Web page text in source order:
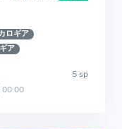
ロギア
ア
5 sp
00:00